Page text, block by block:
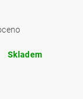
Skladem